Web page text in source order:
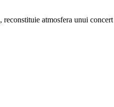
, reconstituie atmosfera unui